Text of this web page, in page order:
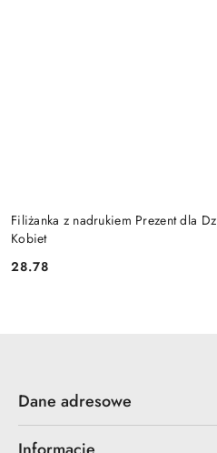
Filiżanka z nadrukiem Prezent dla
Kobiet
Cena:
28.78
Dane adresowe